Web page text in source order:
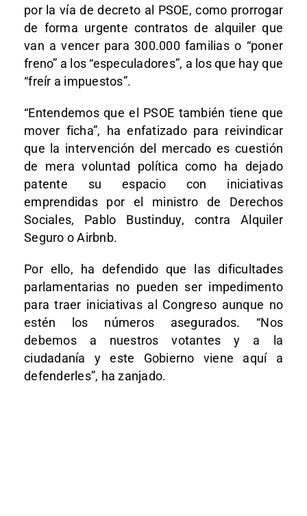
por la vía de decreto al PSOE, como prorrogar
de forma urgente contratos de alquiler que
van a vencer para 300.000 familias o “poner
freno” a los “especuladores”, a los que hay que
“freír a impuestos”.
“Entendemos que el PSOE también tiene que
mover ficha”, ha enfatizado para reivindicar
que la intervención del mercado es cuestión
de mera voluntad política como ha dejado
patente su espacio con iniciativas
emprendidas por el ministro de Derechos
Sociales, Pablo Bustinduy, contra Alquiler
Seguro o Airbnb.
Por ello, ha defendido que las dificultades
parlamentarias no pueden ser impedimento
para traer iniciativas al Congreso aunque no
estén los números asegurados. “Nos
debemos a nuestros votantes y a la
ciudadanía y este Gobierno viene aquí a
defenderles”, ha zanjado.